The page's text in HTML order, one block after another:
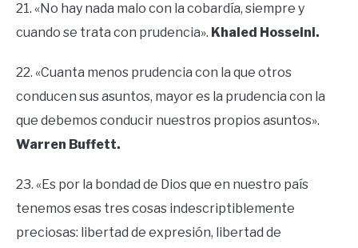
21. «No hay nada malo con la cobardía, siempre y
cuando se trata con prudencia». Khaled Hosseini.
22. «Cuanta menos prudencia con la que otros
conducen sus asuntos, mayor es la prudencia con la
que debemos conducir nuestros propios asuntos».
Warren Buffett.
23. «Es por la bondad de Dios que en nuestro país
tenemos esas tres cosas indescriptiblemente
preciosas: libertad de expresión, libertad de